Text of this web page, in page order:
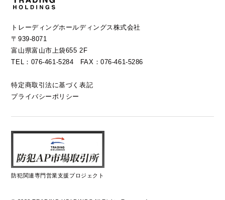
トレーディングホールディングス株式会社
〒939-8071
富山県富山市上袋655 2F
TEL：076-461-5284 FAX：076-461-5286
特定商取引法に基づく表記
プライバシーポリシー
防犯関連専門営業支援プロジェクト